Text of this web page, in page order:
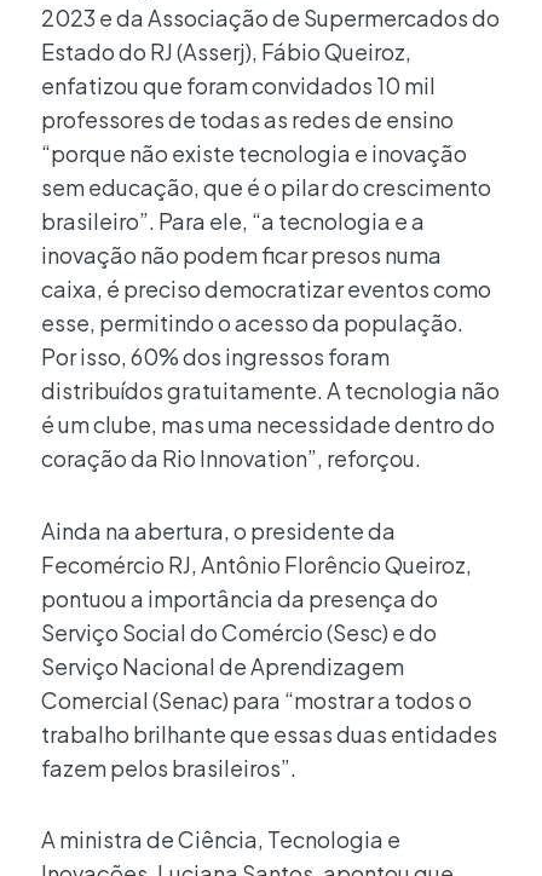
2023 e da Associação de Supermercados do
Estado do RJ (Asserj), Fábio Queiroz,
enfatizou que foram convidados 10 mil
professores de todas as redes de ensino
“porque não existe tecnologia e inovação
sem educação, que é o pilar do crescimento
brasileiro”. Para ele, “a tecnologia e a
inovação não podem ficar presos numa
caixa, é preciso democratizar eventos como
esse, permitindo o acesso da população.
Por isso, 60% dos ingressos foram
distribuídos gratuitamente. A tecnologia não
é um clube, mas uma necessidade dentro do
coração da Rio Innovation”, reforçou.
Ainda na abertura, o presidente da
Fecomércio RJ, Antônio Florêncio Queiroz,
pontuou a importância da presença do
Serviço Social do Comércio (Sesc) e do
Serviço Nacional de Aprendizagem
Comercial (Senac) para “mostrar a todos o
trabalho brilhante que essas duas entidades
fazem pelos brasileiros”.
A ministra de Ciência, Tecnologia e